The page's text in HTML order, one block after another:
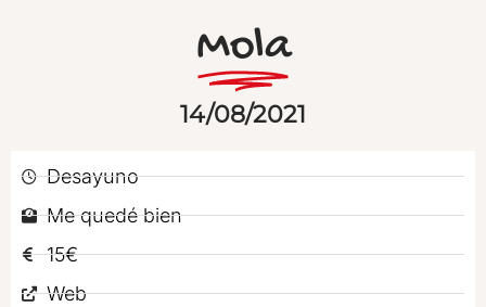
Mola
14/08/2021
Desayuno
Me quedé bien
15€
Web